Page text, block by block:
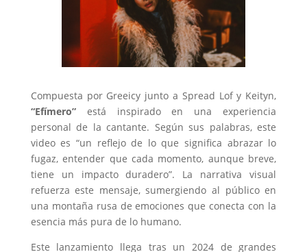
Compuesta por Greeicy junto a Spread Lof y Keityn,
“Efímero”está inspirado en una experiencia
personal de la cantante. Según sus palabras, este
video es “un reflejo de lo que significa abrazar lo
fugaz, entender que cada momento, aunque breve,
tiene un impacto duradero”. La narrativa visual
refuerza este mensaje, sumergiendo al público en
una montaña rusa de emociones que conecta con la
esencia más pura de lo humano.
Este lanzamiento llega tras un 2024 de grandes